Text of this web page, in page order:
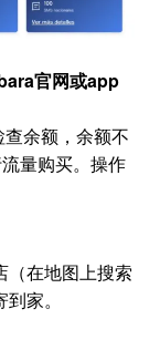
官网或app
余额，余额不
量购买。操作
（在地图上搜索
家。